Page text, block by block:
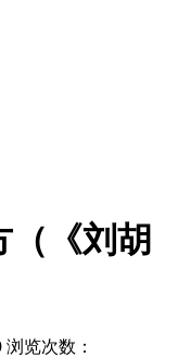
《刘胡
浏览次数：